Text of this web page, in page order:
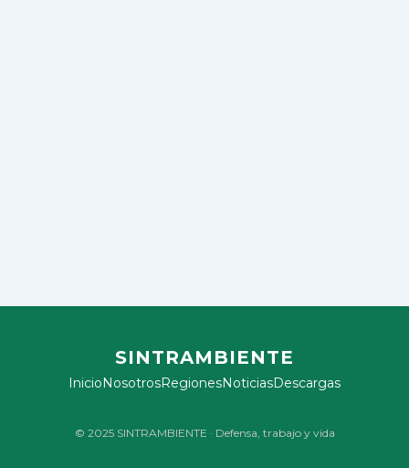
SINTRAMBIENTE
InicioNosotrosRegionesNoticiasDescargas
© 2025 SINTRAMBIENTE · Defensa, trabajo y vida